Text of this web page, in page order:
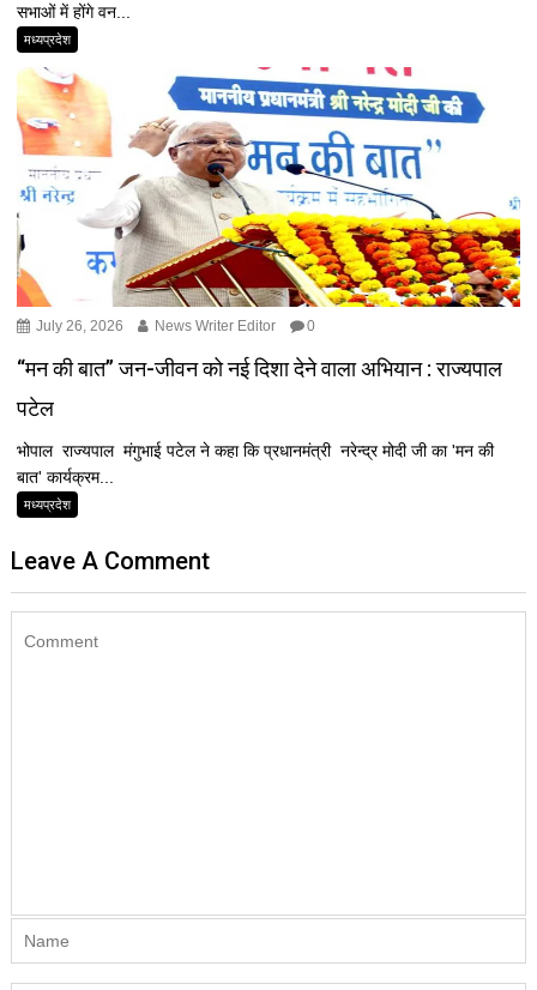
सभाओं में होंगे वन...
मध्यप्रदेश
July 26, 2026 News Writer Editor 0
“मन की बात” जन-जीवन को नई दिशा देने वाला अभियान : राज्यपाल
पटेल
भोपाल राज्यपाल मंगुभाई पटेल ने कहा कि प्रधानमंत्री नरेन्द्र मोदी जी का 'मन की
बात' कार्यक्रम...
मध्यप्रदेश
Leave A Comment